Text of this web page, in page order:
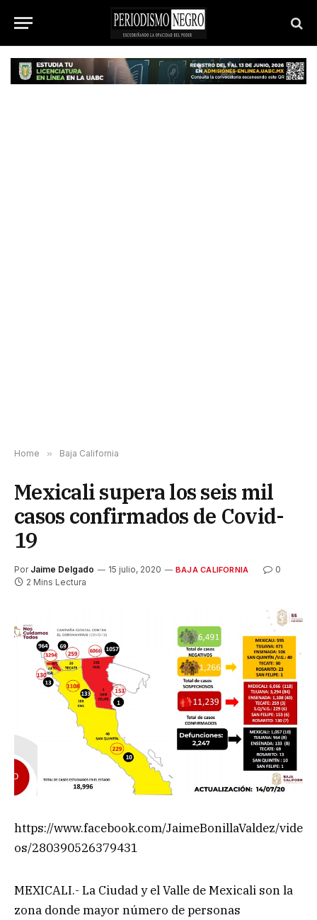
Home » Baja California
Mexicali supera los seis mil
casos confirmados de Covid-
19
Por Jaime Delgado 15 julio, 2020 BAJA CALIFORNIA
0
2 Mins Lectura
https://www.facebook.com/JaimeBonillaValdez/vide
os/280390526379431
MEXICALI.- La Ciudad y el Valle de Mexicali son la
zona donde mayor número de personas